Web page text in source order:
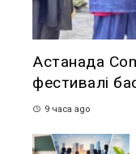
Астанада
фестивалі
9 часа ago